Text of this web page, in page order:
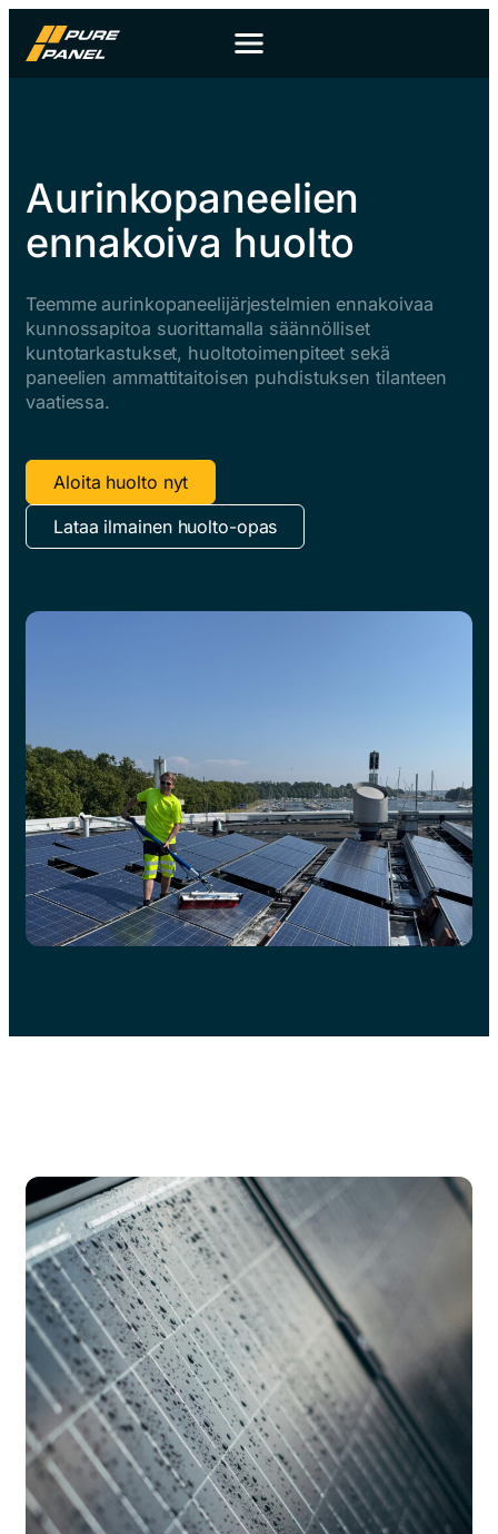
Siirry
sisältöön
Aurinkopaneelien
ennakoiva huolto
Teemme aurinkopaneelijärjestelmien ennakoivaa
kunnossapitoa suorittamalla säännölliset
kuntotarkastukset, huoltotoimenpiteet sekä
paneelien ammattitaitoisen puhdistuksen tilanteen
vaatiessa.
Aloita huolto nyt
Lataa ilmainen huolto-opas